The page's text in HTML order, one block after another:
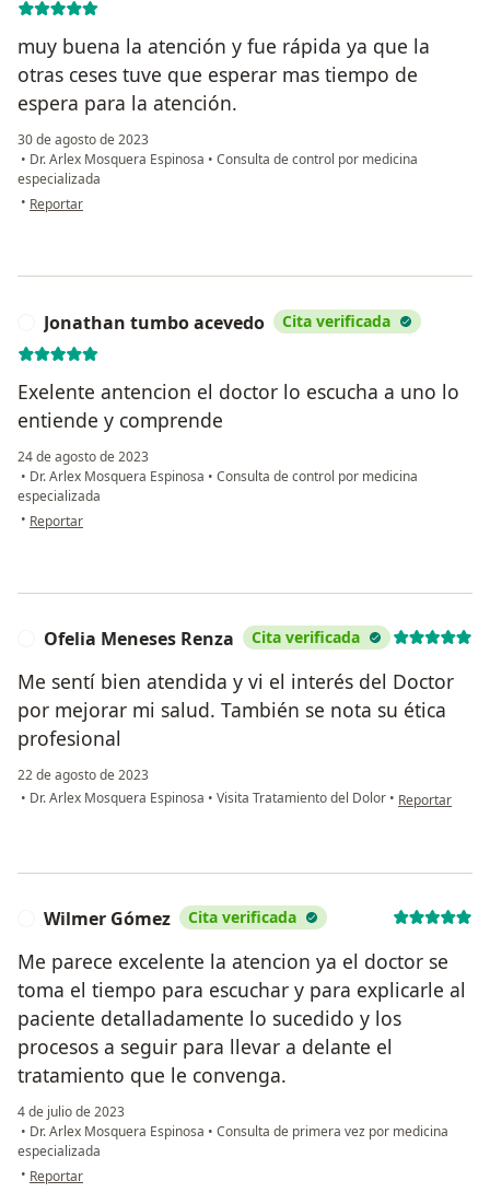
muy buena la atención y fue rápida ya que la
otras ceses tuve que esperar mas tiempo de
espera para la atención.
30 de agosto de 2023
• Dr. Arlex Mosquera Espinosa • Consulta de control por medicina
especializada
• en opinión del usuario maría esperanza suaza puentes
Reportar
Jonathan tumbo acevedo Cita verificada
Exelente antencion el doctor lo escucha a uno lo
entiende y comprende
24 de agosto de 2023
• Dr. Arlex Mosquera Espinosa • Consulta de control por medicina
especializada
• en opinión del usuario Jonathan tumbo acevedo
Reportar
Ofelia Meneses Renza Cita verificada
Me sentí bien atendida y vi el interés del Doctor
por mejorar mi salud. También se nota su ética
profesional
22 de agosto de 2023
• Dr. Arlex Mosquera Espinosa • Visita Tratamiento del Dolor • en opinión del
Reportar
Wilmer Gómez Cita verificada
Me parece excelente la atencion ya el doctor se
toma el tiempo para escuchar y para explicarle al
paciente detalladamente lo sucedido y los
procesos a seguir para llevar a delante el
tratamiento que le convenga.
4 de julio de 2023
• Dr. Arlex Mosquera Espinosa • Consulta de primera vez por medicina
especializada
• en opinión del usuario Wilmer Gómez
Reportar